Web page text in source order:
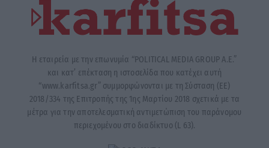
Η εταιρεία με την επωνυμία “POLITICAL MEDIA GROUP A.E.”
και κατ’ επέκταση η ιστοσελίδα που κατέχει αυτή
“www.karfitsa.gr” συμμορφώνονται με τη Σύσταση (ΕΕ)
2018/334 της Επιτροπής της 1ης Μαρτίου 2018 σχετικά με τα
μέτρα για την αποτελεσματική αντιμετώπιση του παράνομου
περιεχομένου στο διαδίκτυο (L 63).